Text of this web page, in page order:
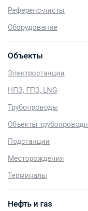
Референс-листы
Оборудование
Объекты
Электростанции
НПЗ, ГПЗ, LNG
Трубопроводы
Объекты
Подстанции
Месторождения
Терминалы
Нефть и газ